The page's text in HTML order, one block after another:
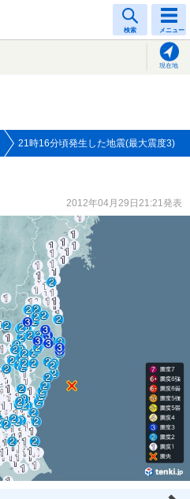
検索 メニュー
現在地
21時16分頃発生した地震(最大震度3)
2012年04月29日21:21発表